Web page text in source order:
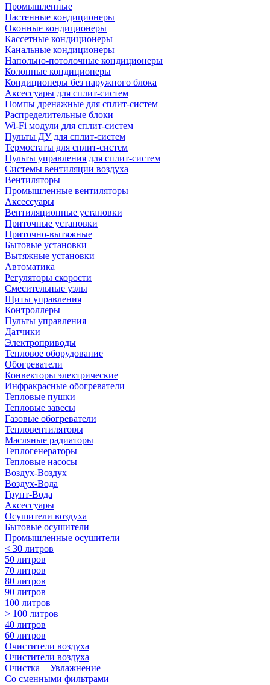
Промышленные
Настенные кондиционеры
Оконные кондиционеры
Кассетные кондиционеры
Канальные кондиционеры
Напольно-потолочные кондиционеры
Колонные кондиционеры
Кондиционеры без наружного блока
Аксессуары для сплит-систем
Помпы дренажные для сплит-систем
Распределительные блоки
Wi-Fi модули для сплит-систем
Пульты ДУ для сплит-систем
Термостаты для сплит-систем
Пульты управления для сплит-систем
Системы вентиляции воздуха
Вентиляторы
Промышленные вентиляторы
Аксессуары
Вентиляционные установки
Приточные установки
Приточно-вытяжные
Бытовые установки
Вытяжные установки
Автоматика
Регуляторы скорости
Смесительные узлы
Щиты управления
Контроллеры
Пульты управления
Датчики
Электроприводы
Тепловое оборудование
Обогреватели
Конвекторы электрические
Инфракрасные обогреватели
Тепловые пушки
Тепловые завесы
Газовые обогреватели
Тепловентиляторы
Масляные радиаторы
Теплогенераторы
Тепловые насосы
Воздух-Воздух
Воздух-Вода
Грунт-Вода
Аксессуары
Осушители воздуха
Бытовые осушители
Промышленные осушители
< 30 литров
50 литров
70 литров
80 литров
90 литров
100 литров
> 100 литров
40 литров
60 литров
Очистители воздуха
Очистители воздуха
Очистка + Увлажнение
Cо сменными фильтрами